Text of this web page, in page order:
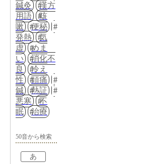
鍼灸
漢方
用語
咳
嗽
便秘
発熱
気
虚
めま
い
消化不
良
冷え
性
頭痛
鍼
熱証
悪寒
不
眠
治療
50音から検索
あ